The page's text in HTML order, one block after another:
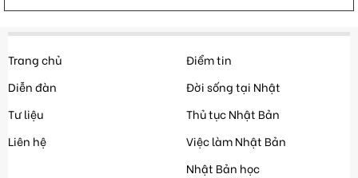
Trang chủ
Diễn đàn
Tư liệu
Liên hệ
Điểm tin
Đời sống tại Nhật
Thủ tục Nhật Bản
Việc làm Nhật Bản
Nhật Bản học